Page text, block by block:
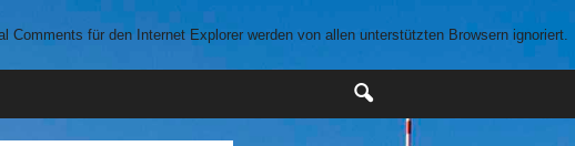
Comments für den Internet Explorer werden von allen unterstützten Browsern ignoriert.